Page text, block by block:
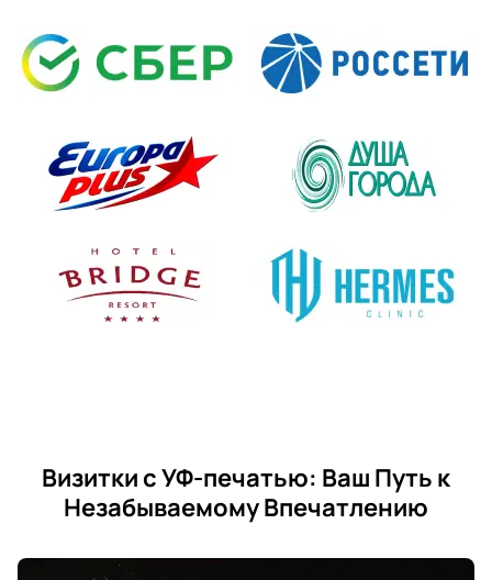
Визитки с УФ-печатью: Ваш Путь к
Незабываемому Впечатлению